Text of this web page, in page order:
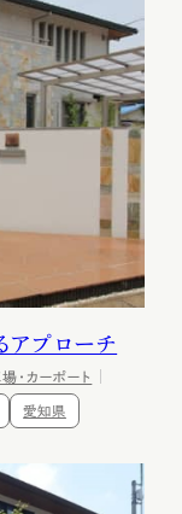
プローチ
・カーポート
愛知県